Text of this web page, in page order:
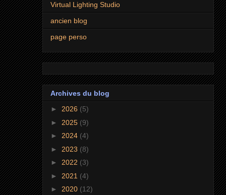
Virtual Lighting Studio
ancien blog
page perso
Archives du blog
► 2026 (5)
► 2025 (9)
► 2024 (4)
► 2023 (8)
► 2022 (3)
► 2021 (4)
► 2020 (12)